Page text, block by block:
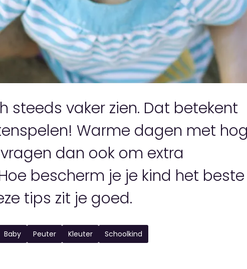
steeds vaker zien. Dat betekent
Warme dagen met
dan ook om extra
bescherm je je kind het
tips zit je goed.
Baby Peuter Kleuter Schoolkind